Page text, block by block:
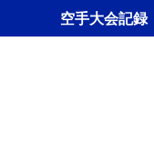
空手大会記録